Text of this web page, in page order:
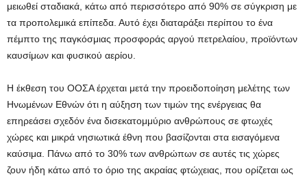
μειωθεί σταδιακά, κάτω από περισσότερο από 90% σε σύγκριση με
τα προπολεμικά επίπεδα. Αυτό έχει διαταράξει περίπου το ένα
πέμπτο της παγκόσμιας προσφοράς αργού πετρελαίου, προϊόντων
καυσίμων και φυσικού αερίου.
Η έκθεση του ΟΟΣΑ έρχεται μετά την προειδοποίηση μελέτης των
Ηνωμένων Εθνών ότι η αύξηση των τιμών της ενέργειας θα
επηρεάσει σχεδόν ένα δισεκατομμύριο ανθρώπους σε φτωχές
χώρες και μικρά νησιωτικά έθνη που βασίζονται στα εισαγόμενα
καύσιμα. Πάνω από το 30% των ανθρώπων σε αυτές τις χώρες
ζουν ήδη κάτω από το όριο της ακραίας φτώχειας, που ορίζεται ως